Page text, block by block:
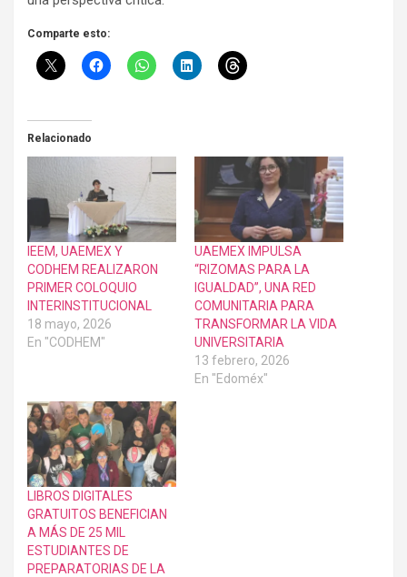
Comparte esto:
Relacionado
IEEM, UAEMEX Y
CODHEM REALIZARON
PRIMER COLOQUIO
INTERINSTITUCIONAL
18 mayo, 2026
En "CODHEM"
UAEMEX IMPULSA
“RIZOMAS PARA LA
IGUALDAD”, UNA RED
COMUNITARIA PARA
TRANSFORMAR LA VIDA
UNIVERSITARIA
13 febrero, 2026
En "Edoméx"
LIBROS DIGITALES
GRATUITOS BENEFICIAN
A MÁS DE 25 MIL
ESTUDIANTES DE
PREPARATORIAS DE LA